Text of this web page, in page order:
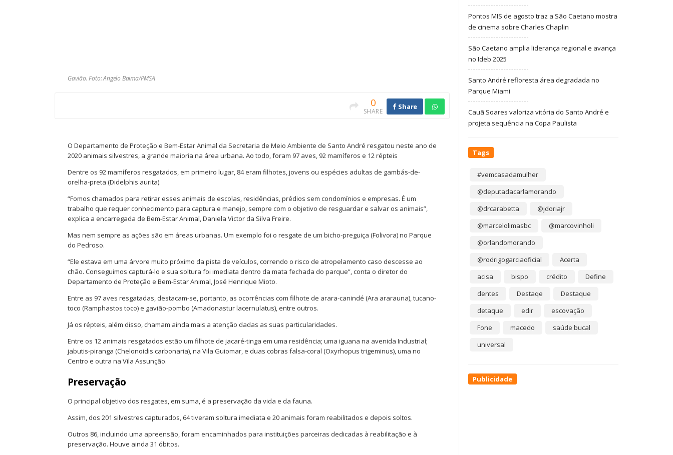
Gavião. Foto: Angelo Baima/PMSA
0
SHARE
Share
O Departamento de Proteção e Bem-Estar Animal da Secretaria de Meio Ambiente de Santo André resgatou neste ano de
2020 animais silvestres, a grande maioria na área urbana. Ao todo, foram 97 aves, 92 mamíferos e 12 répteis
Dentre os 92 mamíferos resgatados, em primeiro lugar, 84 eram filhotes, jovens ou espécies adultas de gambás-de-
orelha-preta (Didelphis aurita).
“Fomos chamados para retirar esses animais de escolas, residências, prédios sem condomínios e empresas. É um
trabalho que requer conhecimento para captura e manejo, sempre com o objetivo de resguardar e salvar os animais”,
explica a encarregada de Bem-Estar Animal, Daniela Victor da Silva Freire.
Mas nem sempre as ações são em áreas urbanas. Um exemplo foi o resgate de um bicho-preguiça (Folivora) no Parque
do Pedroso.
“Ele estava em uma árvore muito próximo da pista de veículos, correndo o risco de atropelamento caso descesse ao
chão. Conseguimos capturá-lo e sua soltura foi imediata dentro da mata fechada do parque”, conta o diretor do
Departamento de Proteção e Bem-Estar Animal, José Henrique Mioto.
Entre as 97 aves resgatadas, destacam-se, portanto, as ocorrências com filhote de arara-canindé (Ara ararauna), tucano-
toco (Ramphastos toco) e gavião-pombo (Amadonastur lacernulatus), entre outros.
Já os répteis, além disso, chamam ainda mais a atenção dadas as suas particularidades.
Entre os 12 animais resgatados estão um filhote de jacaré-tinga em uma residência; uma iguana na avenida Industrial;
jabutis-piranga (Chelonoidis carbonaria), na Vila Guiomar, e duas cobras falsa-coral (Oxyrhopus trigeminus), uma no
Centro e outra na Vila Assunção.
Preservação
O principal objetivo dos resgates, em suma, é a preservação da vida e da fauna.
Assim, dos 201 silvestres capturados, 64 tiveram soltura imediata e 20 animais foram reabilitados e depois soltos.
Outros 86, incluindo uma apreensão, foram encaminhados para instituições parceiras dedicadas à reabilitação e à
preservação. Houve ainda 31 óbitos.
Pontos MIS de agosto traz a São Caetano mostra
de cinema sobre Charles Chaplin
São Caetano amplia liderança regional e avança
no Ideb 2025
Santo André refloresta área degradada no
Parque Miami
Cauã Soares valoriza vitória do Santo André e
projeta sequência na Copa Paulista
Tags
#vemcasadamulher
@deputadacarlamorando
@drcarabetta
@jdoriajr
@marcelolimasbc
@marcovinholi
@orlandomorando
@rodrigogarciaoficial
Acerta
acisa
bispo crédito
Define
dentes
Destaqe
Destaque
detaque
edir
escovação
Fone
macedo
saúde bucal
universal
Publicidade